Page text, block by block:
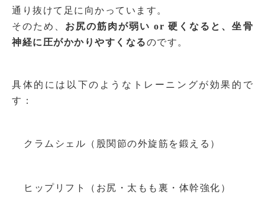
通り抜けて足に向かっています。
そのため、 お尻の筋肉が弱い or 硬くなると、坐骨
神経に圧がかかりやすくなるのです。
具体的には以下のようなトレーニングが効果的で
す：
クラムシェル（股関節の外旋筋を鍛える）
ヒップリフト（お尻・太もも裏・体幹強化）